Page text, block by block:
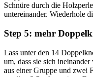
Schnüre durch die
untereinander. Wiederhole
Step 5: mehr
Lass unter den 14
um, dass sie sich
aus einer Gruppe und zwei